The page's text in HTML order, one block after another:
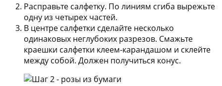
Расправьте салфетку. По линиям сгиба вырежьте
одну из четырех частей.
В центре салфетки сделайте несколько
одинаковых неглубоких разрезов. Смажьте
краешки салфетки клеем-карандашом и склейте
между собой. Должен получиться конус.